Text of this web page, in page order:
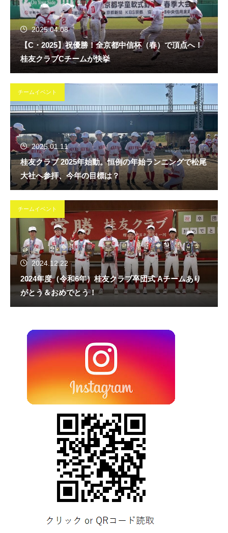
2025.04.08
【C・2025】祝優勝！全京都中信杯（春）で頂点へ！
桂友クラブCチームが快挙
チームイベント
2025.01.11
桂友クラブ 2025年始動。恒例の年始ランニングで松尾
大社へ参拝、今年の目標は？
チームイベント
2024.12.22
2024年度（令和6年）桂友クラブ卒団式 Aチームあり
がとう＆おめでとう！